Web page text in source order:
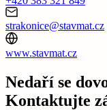
strakonice@stavmat.cz
www.stavmat.cz
Nedaří se
Kontaktujte